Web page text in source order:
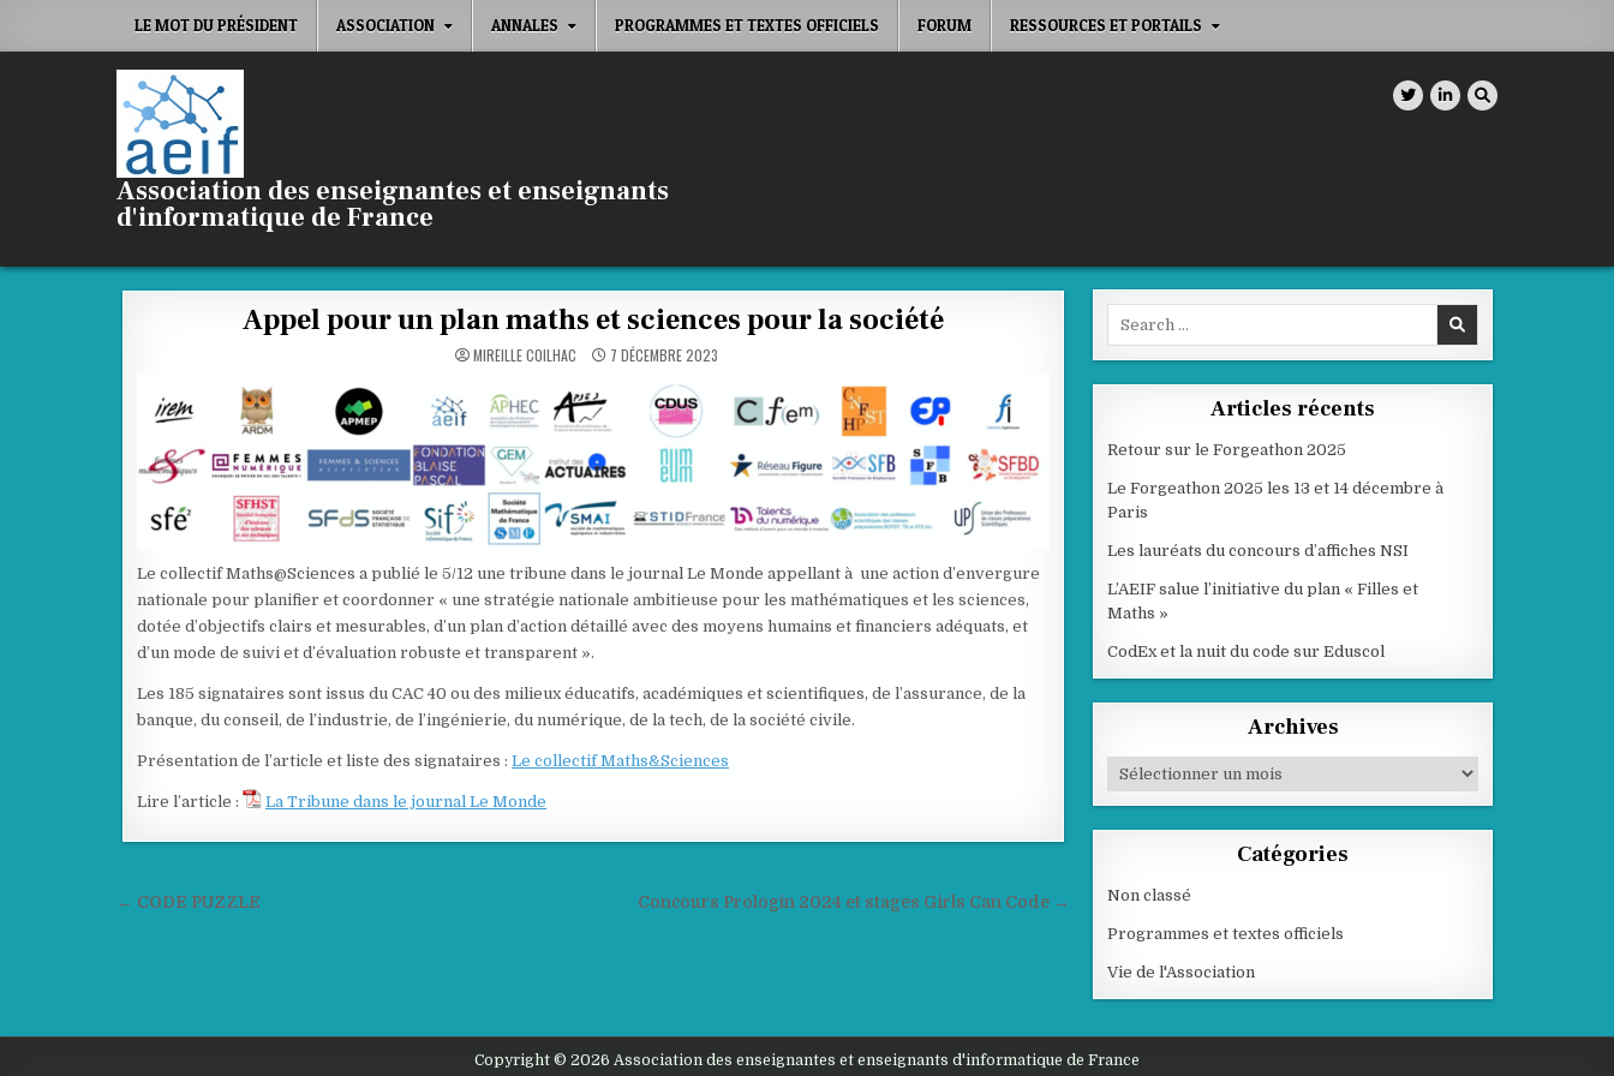
LE MOT DU PRÉSIDENT ASSOCIATION ANNALES PROGRAMMES ET TEXTES OFFICIELS FORUM RESSOURCES ET PORTAILS
Association des enseignantes et enseignants
d'informatique de France
Appel pour un plan maths et sciences pour la société
MIREILLE COILHAC 7 DÉCEMBRE 2023
Le collectif Maths@Sciences a publié le 5/12 une tribune dans le journal Le Monde appellant à une action d’envergure
nationale pour planifier et coordonner « une stratégie nationale ambitieuse pour les mathématiques et les sciences,
dotée d’objectifs clairs et mesurables, d’un plan d’action détaillé avec des moyens humains et financiers adéquats, et
d’un mode de suivi et d’évaluation robuste et transparent ».
Les 185 signataires sont issus du CAC 40 ou des milieux éducatifs, académiques et scientifiques, de l’assurance, de la
banque, du conseil, de l’industrie, de l’ingénierie, du numérique, de la tech, de la société civile.
Présentation de l’article et liste des signataires : Le collectif Maths&Sciences
Lire l’article : La Tribune dans le journal Le Monde
Navigation Concours Prologin 2024 et stages Girls Can Code →
← CODE PUZZLE
Articles récents
Retour sur le Forgeathon 2025
Le Forgeathon 2025 les 13 et 14 décembre à
Paris
Les lauréats du concours d’affiches NSI
L’AEIF salue l’initiative du plan « Filles et
Maths »
CodEx et la nuit du code sur Eduscol
Archives
Archives
Catégories
Non classé
Programmes et textes officiels
Vie de l'Association
Copyright © 2026 Association des enseignantes et enseignants d'informatique de France